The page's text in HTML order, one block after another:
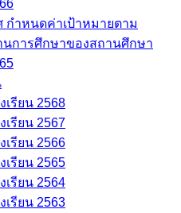
กำหนดค่าเป้าหมายตาม
นการศึกษาของสถานศึกษา
เรียน 2568
เรียน 2567
เรียน 2566
เรียน 2565
เรียน 2564
เรียน 2563